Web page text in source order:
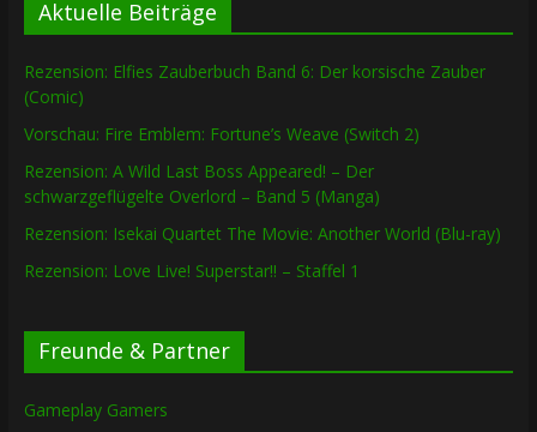
Aktuelle Beiträge
Rezension: Elfies Zauberbuch Band 6: Der korsische Zauber
(Comic)
Vorschau: Fire Emblem: Fortune’s Weave (Switch 2)
Rezension: A Wild Last Boss Appeared! – Der
schwarzgeflügelte Overlord – Band 5 (Manga)
Rezension: Isekai Quartet The Movie: Another World (Blu-ray)
Rezension: Love Live! Superstar!! – Staffel 1
Freunde & Partner
Gameplay Gamers